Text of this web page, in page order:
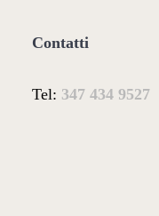
Contatti
Tel: 347 434 9527